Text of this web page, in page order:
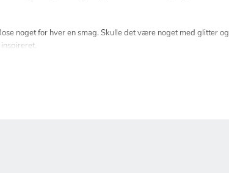
noget for hver en smag. Skulle det være noget med glitter og